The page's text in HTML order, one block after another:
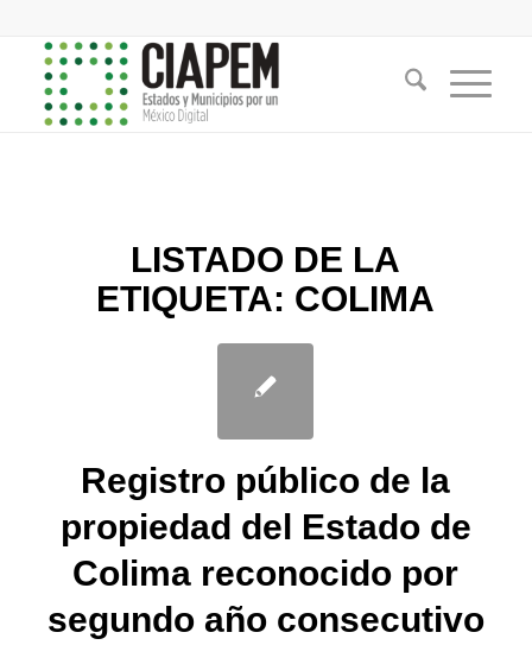
LISTADO DE LA
ETIQUETA: COLIMA
Registro público de la
propiedad del Estado de
Colima reconocido por
segundo año consecutivo